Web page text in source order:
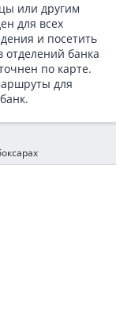
или другим
для всех
и посетить
отделений банка
по карте.
для